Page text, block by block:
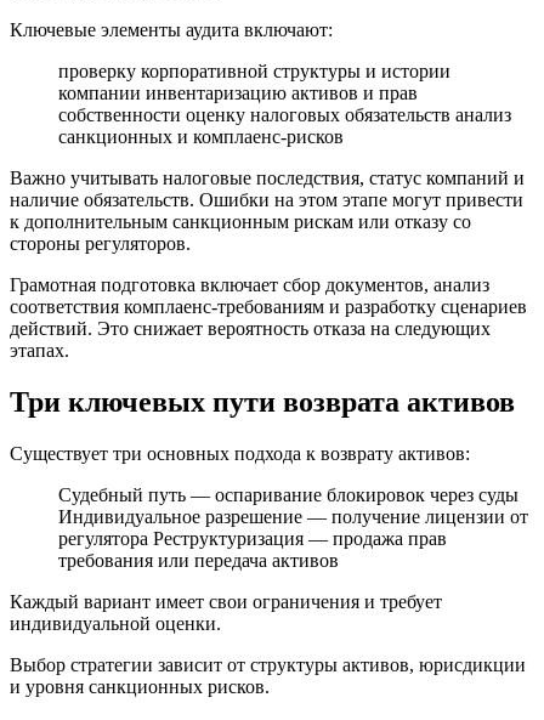
Ключевые элементы аудита включают:
проверку корпоративной структуры и истории
компании инвентаризацию активов и прав
собственности оценку налоговых обязательств анализ
санкционных и комплаенс-рисков
Важно учитывать налоговые последствия, статус компаний и
наличие обязательств. Ошибки на этом этапе могут привести
к дополнительным санкционным рискам или отказу со
стороны регуляторов.
Грамотная подготовка включает сбор документов, анализ
соответствия комплаенс-требованиям и разработку сценариев
действий. Это снижает вероятность отказа на следующих
этапах.
Три ключевых пути возврата активов
Существует три основных подхода к возврату активов:
Судебный путь — оспаривание блокировок через суды
Индивидуальное разрешение — получение лицензии от
регулятора Реструктуризация — продажа прав
требования или передача активов
Каждый вариант имеет свои ограничения и требует
индивидуальной оценки.
Выбор стратегии зависит от структуры активов, юрисдикции
и уровня санкционных рисков.